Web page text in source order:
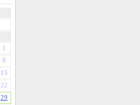
1
8
15
22
29